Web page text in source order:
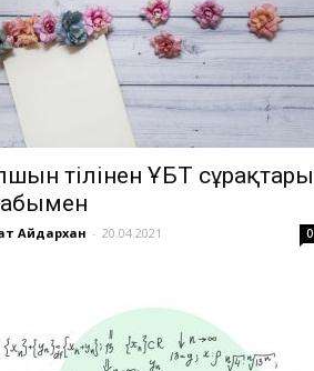
тілінен ҰБТ сұрақтары
Айдархан - 20.04.2021 0